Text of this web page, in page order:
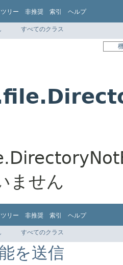
ツリー 非推奨 索引 ヘルプ
すべてのクラス
ません
ツリー 非推奨 索引 ヘルプ
すべてのクラス
を送信